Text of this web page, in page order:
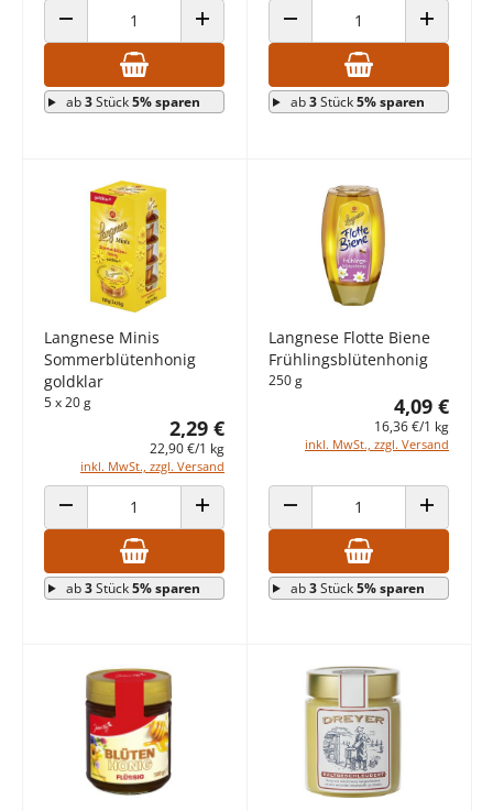
ANZAHL VERRINGERN ANZAHL ERHÖHEN
ab3Stück5% sparen
ANZAHL VERRINGERN ANZAHL
ab3Stück5% sparen
Langnese Minis
Sommerblütenhonig
goldklar
5 x 20 g
2,29 €
22,90 €/1 kg
inkl. MwSt., zzgl. Versand
ANZAHL VERRINGERN ANZAHL ERHÖHEN
ab3Stück5% sparen
Langnese Flotte Biene
Frühlingsblütenhonig
250 g
4,09 €
16,36 €/1 kg
inkl. MwSt., zzgl. Versand
ANZAHL VERRINGERN ANZAHL
ab3Stück5% sparen